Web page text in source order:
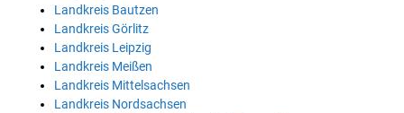
Landkreis Bautzen
Landkreis Görlitz
Landkreis Leipzig
Landkreis Meißen
Landkreis Mittelsachsen
Landkreis Nordsachsen